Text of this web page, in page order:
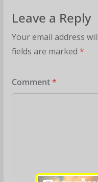
Leave a Reply
Your email address
fields are marked *
Comment*